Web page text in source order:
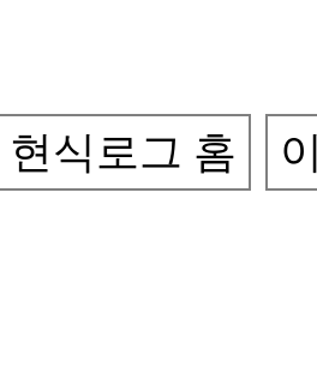
현식로그 홈